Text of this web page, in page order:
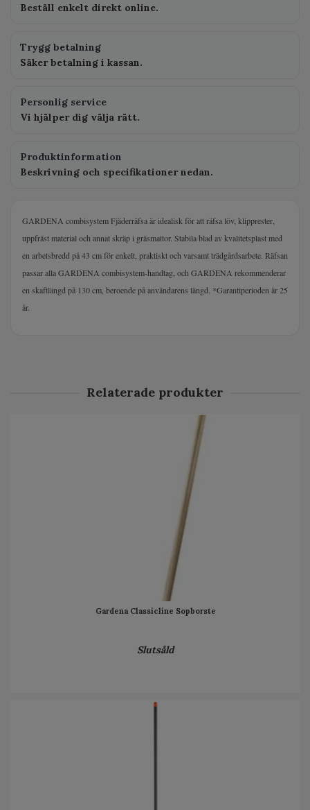
Beställ enkelt direkt online.
Trygg betalning
Säker betalning i kassan.
Personlig service
Vi hjälper dig välja rätt.
Produktinformation
Beskrivning och specifikationer nedan.
GARDENA combisystem Fjäderräfsa är idealisk för att räfsa löv, klipprester,
uppfräst material och annat skräp i gräsmattor. Stabila blad av kvalitetsplast med
en arbetsbredd på 43 cm för enkelt, praktiskt och varsamt trädgårdsarbete. Räfsan
passar alla GARDENA combisystem-handtag, och GARDENA rekommenderar
en skaftlängd på 130 cm, beroende på användarens längd. *Garantiperioden är 25
år.
Relaterade produkter
Gardena Classicline Sopborste
Slutsåld